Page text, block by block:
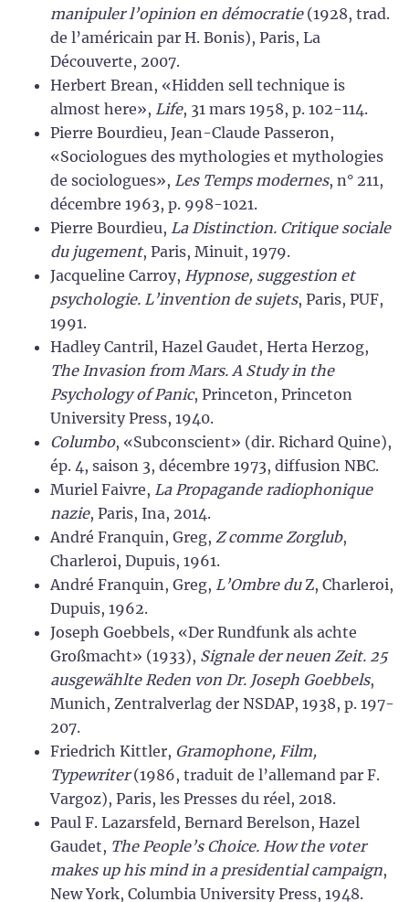
manipuler l’opinion en démocratie(1928, trad.
de l’américain par H. Bonis), Paris, La
Découverte, 2007.
Herbert Brean, «Hidden sell technique is
almost here», Life, 31 mars 1958, p. 102-114.
Pierre Bourdieu, Jean-Claude Passeron,
«Sociologues des mythologies et mythologies
de sociologues», Les Temps modernes, n° 211,
décembre 1963, p. 998-1021.
Pierre Bourdieu, La Distinction. Critique sociale
du jugement, Paris, Minuit, 1979.
Jacqueline Carroy, Hypnose, suggestion et
psychologie. L’invention de sujets, Paris, PUF,
1991.
Hadley Cantril, Hazel Gaudet, Herta Herzog,
The Invasion from Mars. A Study in the
Psychology of Panic, Princeton, Princeton
University Press, 1940.
Columbo, «Subconscient» (dir. Richard Quine),
ép. 4, saison 3, décembre 1973, diffusion NBC.
Muriel Faivre, La Propagande radiophonique
nazie, Paris, Ina, 2014.
André Franquin, Greg, Z comme Zorglub,
Charleroi, Dupuis, 1961.
André Franquin, Greg, L’Ombre duZ, Charleroi,
Dupuis, 1962.
Joseph Goebbels, «Der Rundfunk als achte
Großmacht» (1933), Signale der neuen Zeit. 25
ausgewählte Reden von Dr. Joseph Goebbels,
Munich, Zentralverlag der NSDAP, 1938, p. 197-
207.
Friedrich Kittler, Gramophone, Film,
Typewriter(1986, traduit de l’allemand par F.
Vargoz), Paris, les Presses du réel, 2018.
Paul F. Lazarsfeld, Bernard Berelson, Hazel
Gaudet, The People’s Choice. How the voter
makes up his mind in a presidential campaign,
New York, Columbia University Press, 1948.